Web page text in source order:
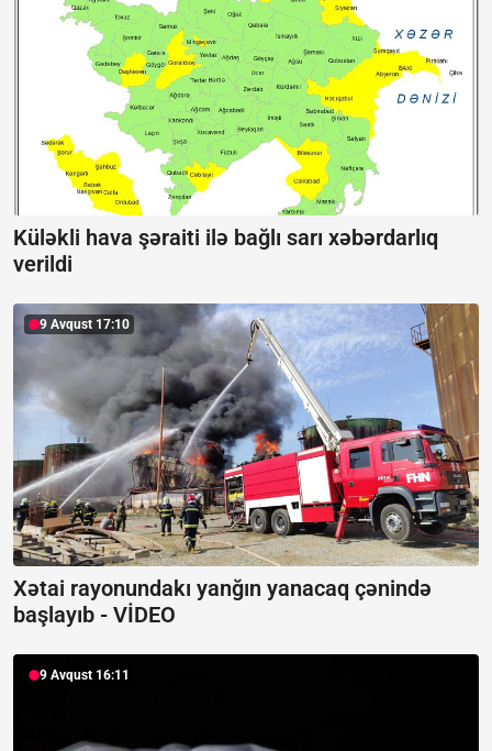
Küləkli hava şəraiti ilə bağlı sarı xəbərdarlıq
verildi
9 Avqust 17:10
Xətai rayonundakı yanğın yanacaq çənində
başlayıb - VİDEO
9 Avqust 16:11